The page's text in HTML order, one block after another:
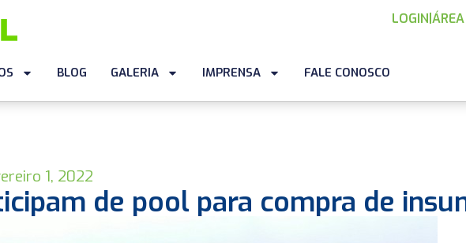
LOGIN |
BLOG GALERIA IMPRENSA FALE CONOSCO
1, 2022
de pool para compra de